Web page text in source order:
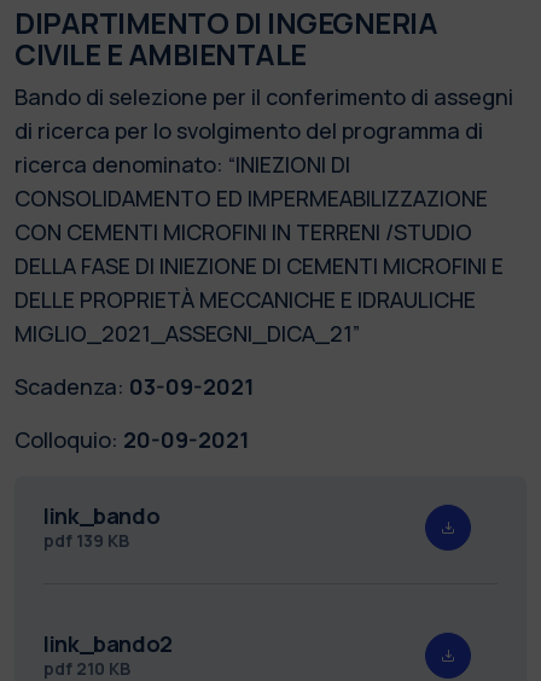
DIPARTIMENTO DI INGEGNERIA
CIVILE E AMBIENTALE
Bando di selezione per il conferimento di assegni
di ricerca per lo svolgimento del programma di
ricerca denominato: “INIEZIONI DI
CONSOLIDAMENTO ED IMPERMEABILIZZAZIONE
CON CEMENTI MICROFINI IN TERRENI /STUDIO
DELLA FASE DI INIEZIONE DI CEMENTI MICROFINI E
DELLE PROPRIETÀ MECCANICHE E IDRAULICHE
MIGLIO_2021_ASSEGNI_DICA_21”
Scadenza: 03-09-2021
Colloquio: 20-09-2021
link_bando
pdf 139 KB
link_bando2
pdf 210 KB